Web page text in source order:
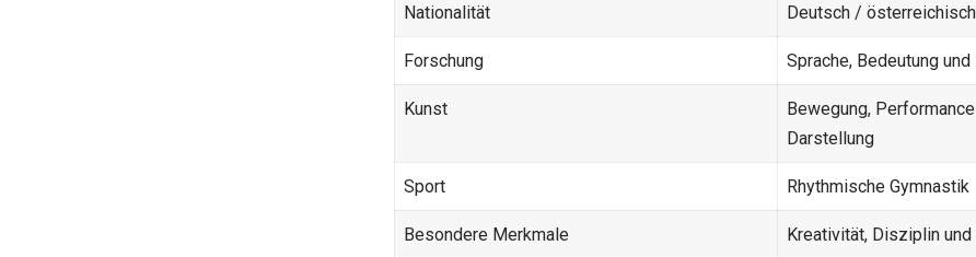
Nationalität Deutsch /
Forschung Sprache, Bedeutung
Kunst
Bewegung,
Darstellung
Sport Rhythmische Gymnastik
Besondere Merkmale Kreativität, Disziplin